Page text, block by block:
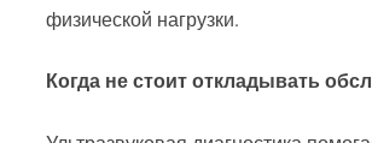
физической нагрузки.
Когда не стоит откладывать